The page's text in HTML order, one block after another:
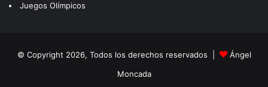
Juegos Olímpicos
© Copyright 2026, Todos los derechos reservados |
Ángel
Moncada